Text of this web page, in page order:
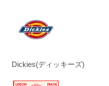
Dickies(ディッキーズ)